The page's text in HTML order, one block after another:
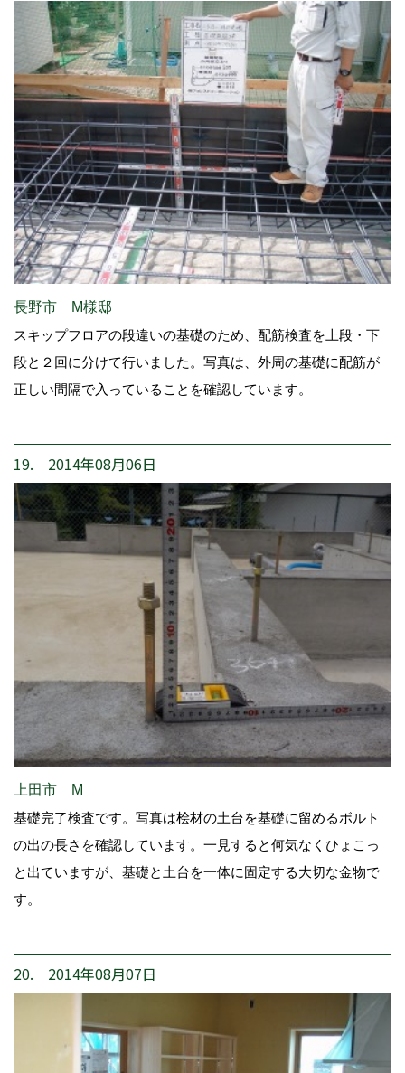
長野市 M様邸
スキップフロアの段違いの基礎のため、配筋検査を上段・下
段と２回に分けて行いました。写真は、外周の基礎に配筋が
正しい間隔で入っていることを確認しています。
19. 2014年08月06日
上田市 M
基礎完了検査です。写真は桧材の土台を基礎に留めるボルト
の出の長さを確認しています。一見すると何気なくひょこっ
と出ていますが、基礎と土台を一体に固定する大切な金物で
す。
20. 2014年08月07日